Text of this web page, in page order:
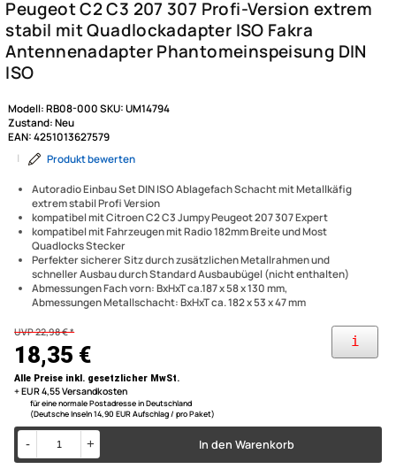
Radioblende Set kompatibel
Peugeot C2 C3 207 307
stabil mit Quadlockadapter
Antennenadapter
ISO
Autoradio Einbau Set DIN ISO Ablagefach Schacht mit Metallkäfig
extrem stabil Profi Version
kompatibel mit Citroen C2 C3 Jumpy Peugeot 207 307 Expert
Quadlocks Stecker
Perfekter sicherer Sitz durch zusätzlichen Metallrahmen und
schneller Ausbau durch Standard Ausbaubügel (nicht enthalten)
Abmessungen Fach vorn: BxHxT ca.187 x 58 x 130 mm,
Abmessungen Metallschacht: BxHxT ca. 182 x 53 x 47 mm
Zustand:Neu
EAN:4251013627579
|
Produkt bewerten